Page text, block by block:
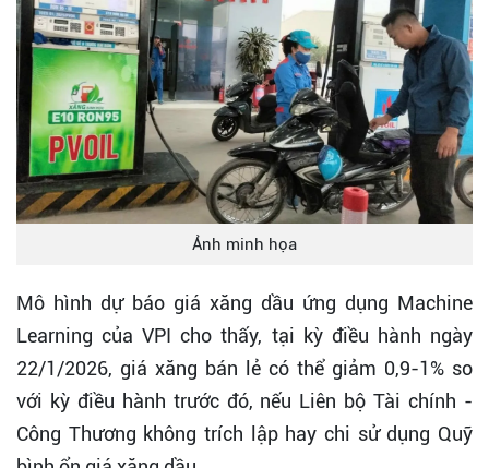
Ảnh minh họa
Mô hình dự báo giá xăng dầu ứng dụng Machine
Learning của VPI cho thấy, tại kỳ điều hành ngày
22/1/2026, giá xăng bán lẻ có thể giảm 0,9-1% so
với kỳ điều hành trước đó, nếu Liên bộ Tài chính -
Công Thương không trích lập hay chi sử dụng Quỹ